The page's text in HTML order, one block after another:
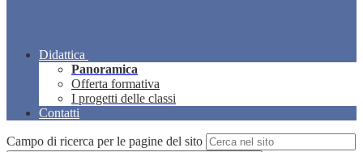
Didattica
Panoramica
Offerta formativa
I progetti delle classi
Contatti
Campo di ricerca per le pagine del sito